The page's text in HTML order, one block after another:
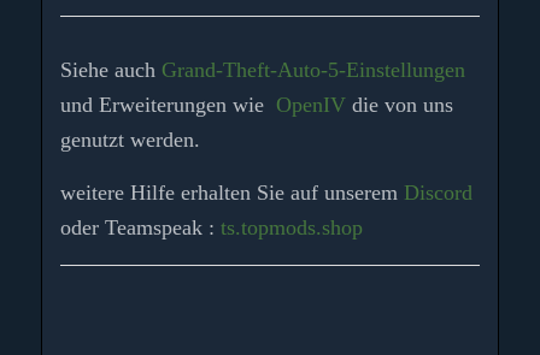
Siehe auch Grand-Theft-Auto-5-Einstellungen
und Erweiterungen wie OpenIVdie von uns
genutzt werden.
weitere Hilfe erhalten Sie auf unserem Discord
oder Teamspeak : ts.topmods.shop